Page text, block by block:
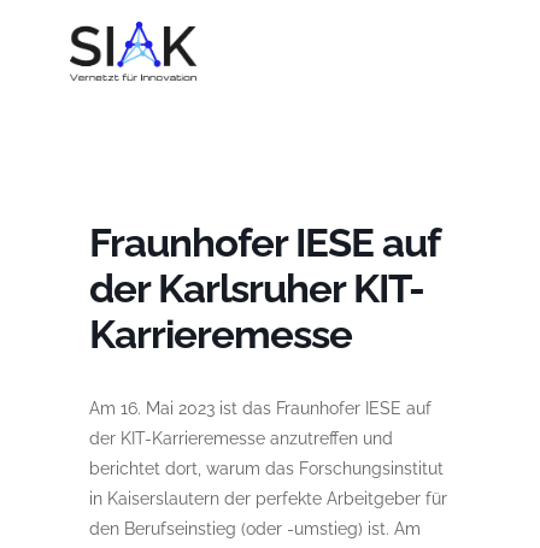
Fraunhofer IESE auf
der Karlsruher KIT-
Karrieremesse
Am 16. Mai 2023 ist das Fraunhofer IESE auf
der KIT-Karrieremesse anzutreffen und
berichtet dort, warum das Forschungsinstitut
in Kaiserslautern der perfekte Arbeitgeber für
den Berufseinstieg (oder -umstieg) ist. Am